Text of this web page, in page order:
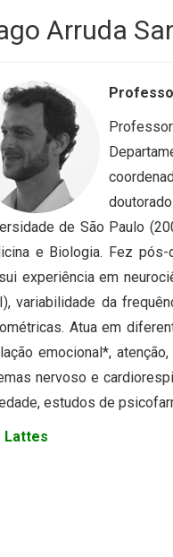
Arruda
de São Paulo
e Biologia. Fez
experiência em
variabilidade da
Atua em
emocional*,
nervoso e
estudos de
Lattes